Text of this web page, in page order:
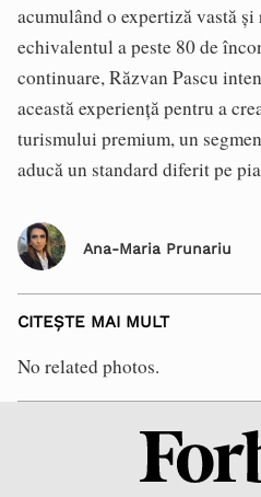
acumulând o expertiză vastă
echivalentul a peste 80 de
continuare, Răzvan Pascu
această experiență pentru a
turismului premium, un
aducă un standard diferit pe
Ana-Maria Prunariu
CITEȘTE MAI MULT
No related photos.